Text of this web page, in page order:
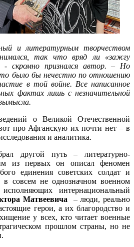
и литературным творчеством
так что вряд ли «зажгу
- скромно признался автор. – Но
было бы нечестно по отношению
в той войне. Все написанное
фактах лишь с незначительной
.
о Великой Отечественной
про Афганскую их почти нет – в
и аналитика.
другой путь – литературно-
из первых он описал феномен
единения советских солдат и
в совсем не однозначном военном
интернациональный
Матвеевича – люди, реально
герои, а их благородство и
у всех, кто читает военные
прошлом страны, но не